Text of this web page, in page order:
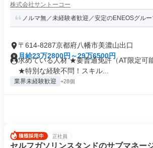
株式会社サントーコー
ノルマ無／未経験者歓迎／安定のENEOSグル
〒614-8287京都府八幡市美濃山出口
月給23万2800円～29万6500円
求めている人材 ★要普通免許（AT限定可
★特別な経験不問！スキル...
業界未経験歓迎 +28個
正社員
セルフガソリンスタンドのサブマネー